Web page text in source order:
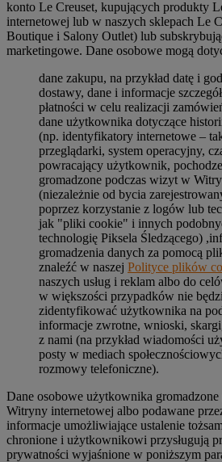
konto Le Creuset, kupujących produkty
internetowej lub w naszych sklepach Le
Boutique i Salony Outlet) lub
marketingowe. Dane osobowe mogą
dane zakupu, na przykład datę i
dostawy, dane i informacje
płatności w celu realizacji
dane użytkownika dotyczące
(np. identyfikatory internetowe –
przeglądarki, system operacyjny,
powracający użytkownik,
gromadzone podczas wizyt w
(niezależnie od bycia
poprzez korzystanie z logów lub
jak "pliki cookie" i innych
technologię Piksela Śledzącego)
gromadzenia danych za pomocą
znaleźć w naszej Polityce plików
naszych usług i reklam albo do
w większości przypadków nie
zidentyfikować użytkownika na
informacje zwrotne, wnioski,
z nami (na przykład wiadomości
posty w mediach
rozmowy telefoniczne).
Dane osobowe użytkownika gromadzone
Witryny internetowej albo podawane
informacje umożliwiające ustalenie
chronione i użytkownikowi przysługują
prywatności wyjaśnione w poniższym